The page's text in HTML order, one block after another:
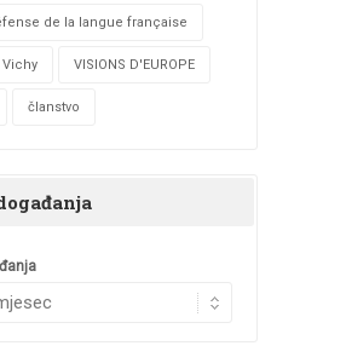
de la langue française
Vichy VISIONS D'EUROPE
članstvo